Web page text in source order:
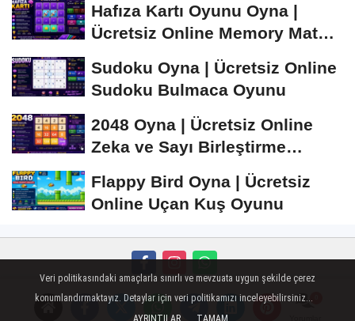
Hafıza Kartı Oyunu Oyna |
Ücretsiz Online Memory Match
Sudoku Oyna | Ücretsiz Online
Sudoku Bulmaca Oyunu
2048 Oyna | Ücretsiz Online
Zeka ve Sayı Birleştirme
Flappy Bird Oyna | Ücretsiz
Online Uçan Kuş Oyunu
Künye İletişim Çerez Politikası Gizlilik İlkeleri
Veri politikasındaki amaçlarla sınırlı ve mevzuata uygun şekilde çerez
konumlandırmaktayız. Detaylar için veri politikamızı inceleyebilirsiniz...
AYRINTILAR
TAMAM